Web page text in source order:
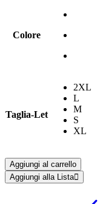
Colore
Taglia-Let
2XL
L
M
S
XL
Aggiungi al carrello
Aggiungi alla Lista